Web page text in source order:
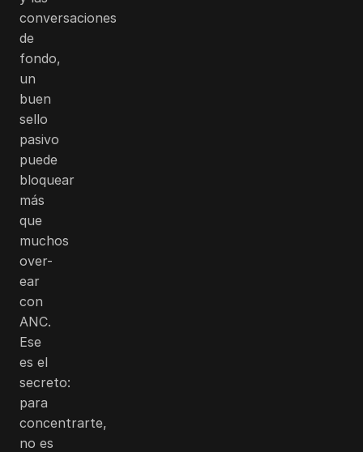
conversaciones
de
fondo,
un
buen
sello
pasivo
puede
bloquear
más
que
muchos
over-
ear
con
ANC.
Ese
es el
secreto:
para
concentrarte,
no es